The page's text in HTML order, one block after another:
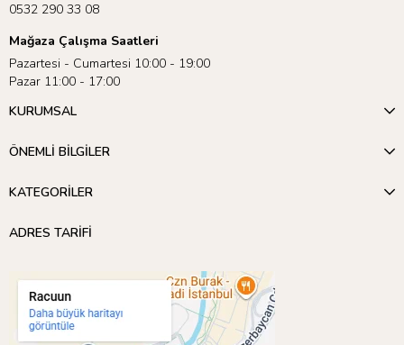
0532 290 33 08
Mağaza Çalışma Saatleri
Pazartesi - Cumartesi 10:00 - 19:00
Pazar 11:00 - 17:00
KURUMSAL
ÖNEMLİ BİLGİLER
KATEGORİLER
ADRES TARİFİ